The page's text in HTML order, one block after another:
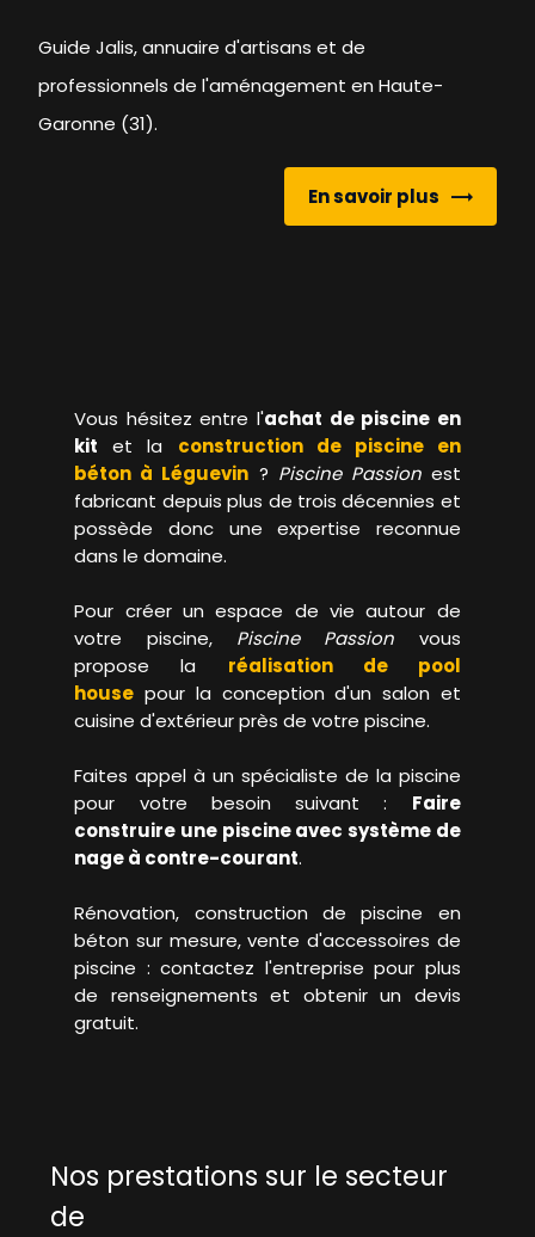
Guide Jalis, annuaire d'artisans et de
professionnels de l'aménagement en Haute-
Garonne (31).
En savoir plus
Vous hésitez entre l'achat de piscine en
kit et la construction de piscine en
béton à Léguevin ? Piscine Passionest
fabricant depuis plus de trois décennies et
possède donc une expertise reconnue
dans le domaine.
Pour créer un espace de vie autour de
votre piscine, Piscine Passion vous
propose la réalisation de pool
house pour la conception d'un salon et
cuisine d'extérieur près de votre piscine.
Faites appel à un spécialiste de la piscine
pour votre besoin suivant : Faire
construire une piscine avec système de
nage à contre-courant.
Rénovation, construction de piscine en
béton sur mesure, vente d'accessoires de
piscine : contactez l'entreprise pour plus
de renseignements et obtenir un devis
gratuit.
Nos prestations sur le secteur
de